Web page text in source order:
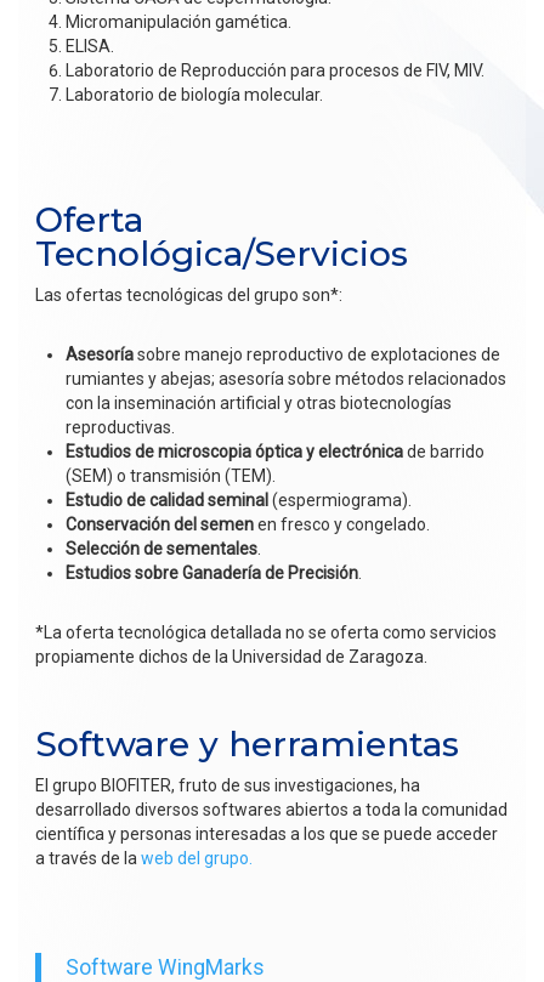
Micromanipulación gamética.
ELISA.
Laboratorio de Reproducción para procesos de FIV, MIV.
Laboratorio de biología molecular.
Oferta
Tecnológica/Servicios
Las ofertas tecnológicas del grupo son*:
Asesoríasobre manejo reproductivo de explotaciones de
rumiantes y abejas; asesoría sobre métodos relacionados
con la inseminación artificial y otras biotecnologías
reproductivas.
Estudios de microscopia óptica y electrónicade barrido
(SEM) o transmisión (TEM).
Estudio de calidad seminal (espermiograma).
Conservación del semenen fresco y congelado.
Selección de sementales
Estudios sobre Ganadería de Precisión
*La oferta tecnológica detallada no se oferta como servicios
propiamente dichos de la Universidad de Zaragoza.
Software y herramientas
El grupo BIOFITER, fruto de sus investigaciones, ha
desarrollado diversos softwares abiertos a toda la comunidad
científica y personas interesadas a los que se puede acceder
a través de la web del grupo.
Software WingMarks